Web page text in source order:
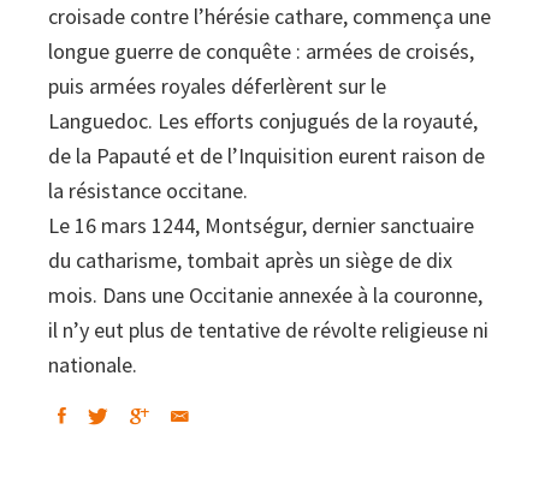
croisade contre l’hérésie cathare, commença une
longue guerre de conquête : armées de croisés,
puis armées royales déferlèrent sur le
Languedoc. Les efforts conjugués de la royauté,
de la Papauté et de l’Inquisition eurent raison de
la résistance occitane.
Le 16 mars 1244, Montségur, dernier sanctuaire
du catharisme, tombait après un siège de dix
mois. Dans une Occitanie annexée à la couronne,
il n’y eut plus de tentative de révolte religieuse ni
nationale.